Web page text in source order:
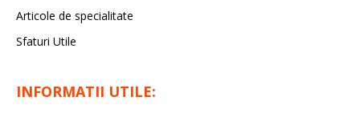
Articole de specialitate
Sfaturi Utile
INFORMATII UTILE: